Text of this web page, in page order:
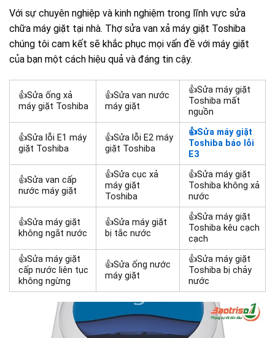
Với sự chuyên nghiệp và kinh nghiệm trong lĩnh vực sửa
chữa máy giặt tại nhà. Thợ sửa van xả máy giặt Toshiba
chúng tôi cam kết sẽ khắc phục mọi vấn đề với máy giặt
của bạn một cách hiệu quả và đáng tin cậy.
👍Sửa ống xả
máy giặt Toshiba
👍Sửa van nước
máy giặt
👍Sửa máy giặt
Toshiba mất
nguồn
👍Sửa lỗi E1 máy
giặt Toshiba
👍Sửa lỗi E2 máy
giặt Toshiba
👍Sửa máy giặt
Toshiba báo lỗi
E3
👍Sửa van cấp
nước máy giặt
👍Sửa cục xả
máy giặt
Toshiba
👍Sửa máy giặt
Toshiba không xả
nước
👍Sửa máy giặt
không ngắt nước
👍Sửa máy giặt
bị tắc nước
👍Sửa máy giặt
Toshiba kêu cạch
cạch
👍Sửa máy giặt
cấp nước liên tục
không ngừng
👍Sửa ống nước
máy giặt
👍Sửa máy giặt
Toshiba bị chảy
nước